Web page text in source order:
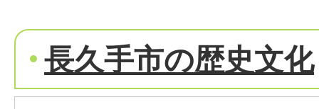
長久手市の歴史文化